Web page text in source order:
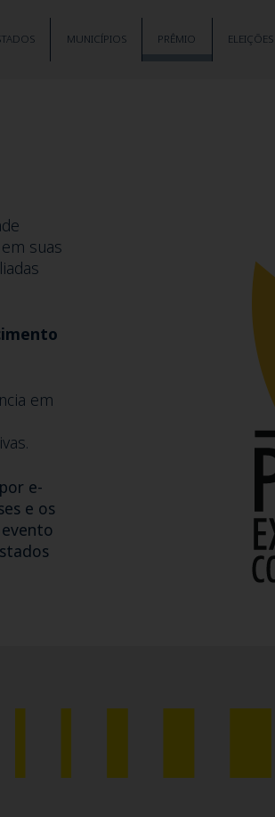
MUNICÍPIOS PRÊMIO ELEIÇÕES
suas
em
e-
e os